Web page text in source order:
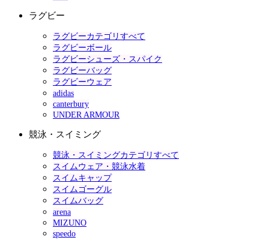
ラグビー
ラグビーカテゴリすべて
ラグビーボール
ラグビーシューズ・スパイク
ラグビーバッグ
ラグビーウェア
adidas
canterbury
UNDER ARMOUR
競泳・スイミング
競泳・スイミングカテゴリすべて
スイムウェア・競泳水着
スイムキャップ
スイムゴーグル
スイムバッグ
arena
MIZUNO
speedo